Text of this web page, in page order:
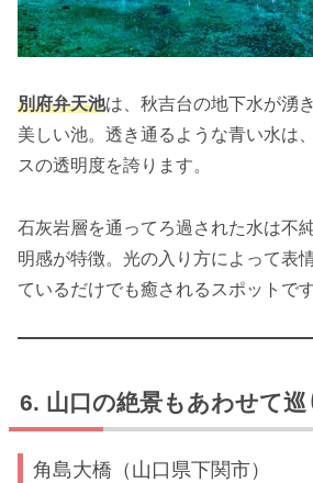
別府弁天池は、秋吉台の地下水が湧
美しい池。透き通るような青い水は
スの透明度を誇ります。
石灰岩層を通ってろ過された水は不
明感が特徴。光の入り方によって表
ているだけでも癒されるスポットです
山口の絶景もあわせて巡
角島大橋（山口県下関市）